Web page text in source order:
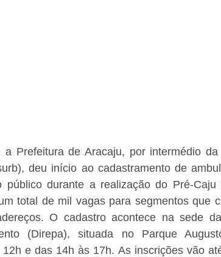
a Prefeitura de Aracaju, por intermédio
deu início ao cadastramento de
público durante a realização do Pré-
total de mil vagas para segmentos que
O cadastro acontece na sede
(Direpa), situada no Parque
e das 14h às 17h. As inscrições vão